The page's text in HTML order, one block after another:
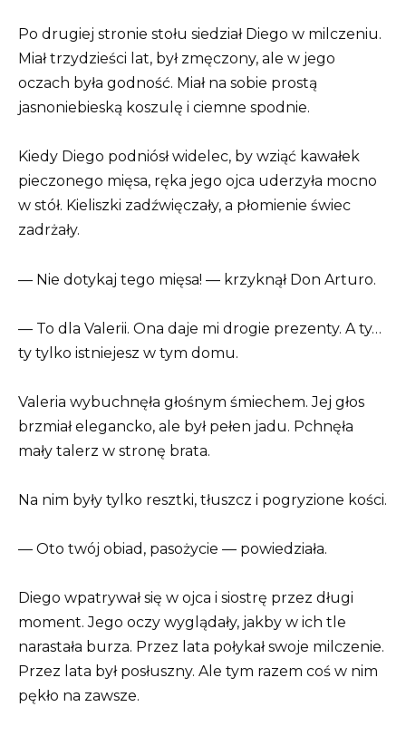
Po drugiej stronie stołu siedział Diego w milczeniu.
Miał trzydzieści lat, był zmęczony, ale w jego
oczach była godność. Miał na sobie prostą
jasnoniebieską koszulę i ciemne spodnie.
Kiedy Diego podniósł widelec, by wziąć kawałek
pieczonego mięsa, ręka jego ojca uderzyła mocno
w stół. Kieliszki zadźwięczały, a płomienie świec
zadrżały.
— Nie dotykaj tego mięsa! — krzyknął Don Arturo.
— To dla Valerii. Ona daje mi drogie prezenty. A ty…
ty tylko istniejesz w tym domu.
Valeria wybuchnęła głośnym śmiechem. Jej głos
brzmiał elegancko, ale był pełen jadu. Pchnęła
mały talerz w stronę brata.
Na nim były tylko resztki, tłuszcz i pogryzione kości.
— Oto twój obiad, pasożycie — powiedziała.
Diego wpatrywał się w ojca i siostrę przez długi
moment. Jego oczy wyglądały, jakby w ich tle
narastała burza. Przez lata połykał swoje milczenie.
Przez lata był posłuszny. Ale tym razem coś w nim
pękło na zawsze.